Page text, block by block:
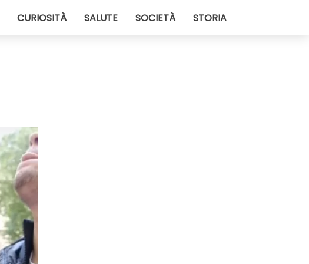
CURIOSITÀ SALUTE SOCIETÀ STORIA